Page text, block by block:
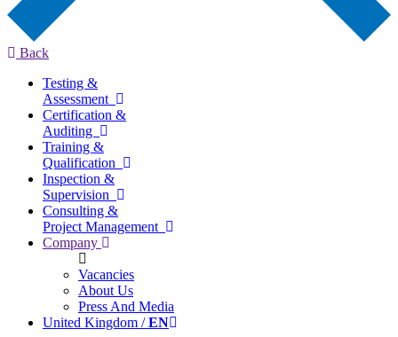
Back
Testing &
Assessment
Certification &
Auditing
Training &
Qualification
Inspection &
Supervision
Consulting &
Project Management
Company
Vacancies
About Us
Press And Media
United Kingdom /EN